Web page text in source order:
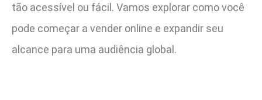
tão acessível ou fácil. Vamos explorar como você
pode começar a vender online e expandir seu
alcance para uma audiência global.